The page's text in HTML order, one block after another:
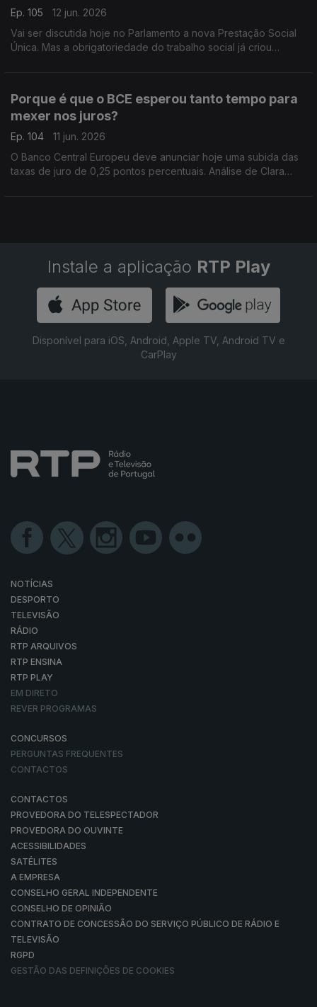
Ep. 105
12 jun. 2026
Vai ser discutida hoje no Parlamento a nova Prestação Social
Única. Mas a obrigatoriedade do trabalho social já criou
Porque é que o BCE esperou tanto tempo para
mexer nos juros?
Ep. 104
11 jun. 2026
O Banco Central Europeu deve anunciar hoje uma subida das
taxas de juro de 0,25 pontos percentuais. Análise de Clara
Instale a aplicação RTP Play
Disponível para iOS, Android, Apple TV, Android TV e
CarPlay
NOTÍCIAS
DESPORTO
TELEVISÃO
RÁDIO
RTP ARQUIVOS
RTP ENSINA
RTP PLAY
EM DIRETO
REVER PROGRAMAS
CONCURSOS
PERGUNTAS FREQUENTES
CONTACTOS
CONTACTOS
PROVEDORA DO TELESPECTADOR
PROVEDORA DO OUVINTE
ACESSIBILIDADES
SATÉLITES
A EMPRESA
CONSELHO GERAL INDEPENDENTE
CONSELHO DE OPINIÃO
CONTRATO DE CONCESSÃO DO SERVIÇO PÚBLICO DE RÁDIO E
TELEVISÃO
RGPD
GESTÃO DAS DEFINIÇÕES DE COOKIES